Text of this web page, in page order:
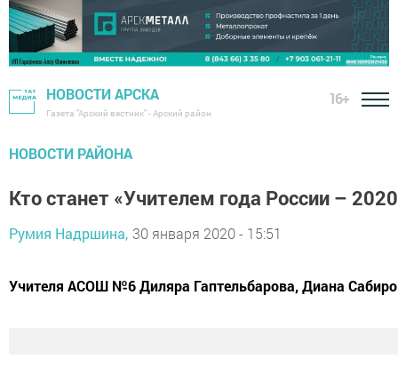
НОВОСТИ АРСКА
Газета "Арский вестник" - Арский район
16+
НОВОСТИ РАЙОНА
Кто станет «Учителем года России –
Румия Надршина, 30 января 2020 - 15:51
Учителя АСОШ №6 Диляра Гаптельбарова, Диана